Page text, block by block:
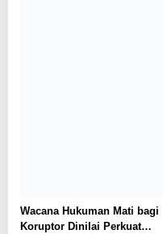
Wacana Hukuman Mati bagi
Koruptor Dinilai Perkuat